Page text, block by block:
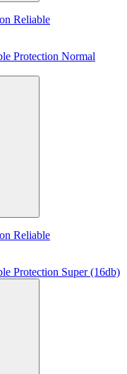
Protection Normal
Protection Super (16db)